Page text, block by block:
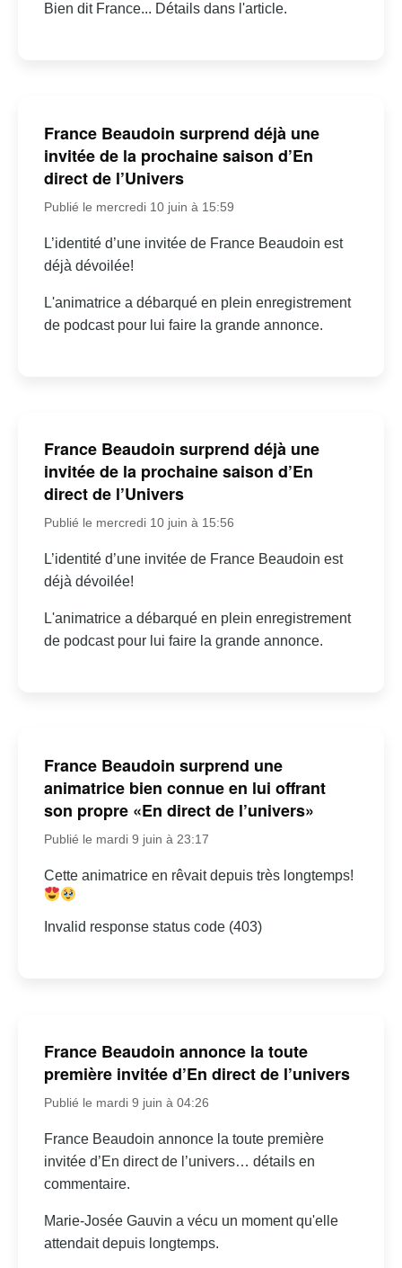
Bien dit France... Détails dans l'article.
France Beaudoin surprend déjà une
invitée de la prochaine saison d’En
direct de l’Univers
Publié le mercredi 10 juin à 15:59
L’identité d’une invitée de France Beaudoin est
déjà dévoilée!
L'animatrice a débarqué en plein enregistrement
de podcast pour lui faire la grande annonce.
France Beaudoin surprend déjà une
invitée de la prochaine saison d’En
direct de l’Univers
Publié le mercredi 10 juin à 15:56
L’identité d’une invitée de France Beaudoin est
déjà dévoilée!
L'animatrice a débarqué en plein enregistrement
de podcast pour lui faire la grande annonce.
France Beaudoin surprend une
animatrice bien connue en lui offrant
son propre «En direct de l’univers»
Publié le mardi 9 juin à 23:17
Cette animatrice en rêvait depuis très longtemps!
Invalid response status code (403)
France Beaudoin annonce la toute
première invitée d’En direct de l’univers
Publié le mardi 9 juin à 04:26
France Beaudoin annonce la toute première
invitée d’En direct de l’univers… détails en
commentaire.
Marie-Josée Gauvin a vécu un moment qu'elle
attendait depuis longtemps.